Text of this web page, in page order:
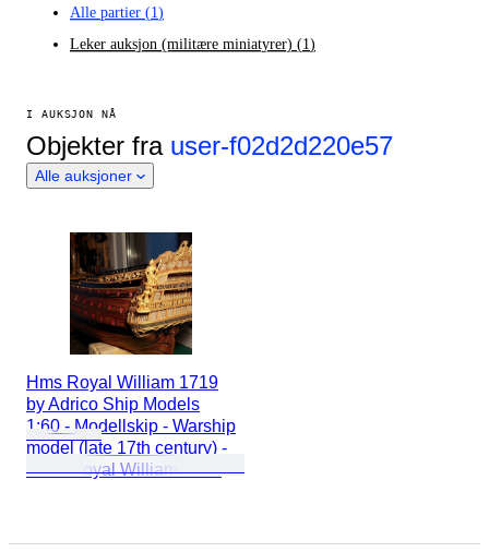
Alle partier (1)
Leker auksjon (militære miniatyrer) (1)
I AUKSJON NÅ
Objekter fra user-f02d2d220e57
Alle auksjoner
Hms Royal William 1719
by Adrico Ship Models
1:60 - Modellskip - Warship
model (late 17th century) -
HMS Royal William 1719